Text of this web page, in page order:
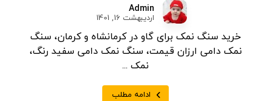
Admin
اردیبهشت 16, 1401
خرید سنگ نمک برای گاو در کرمانشاه و کرمان، سنگ
نمک دامی ارزان قیمت، سنگ نمک دامی سفید رنگ،
نمک ...
ادامه مطلب